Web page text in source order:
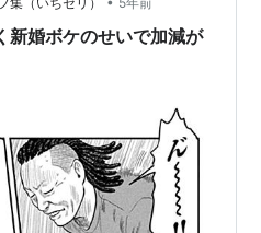
新婚ボケのせいで加減が